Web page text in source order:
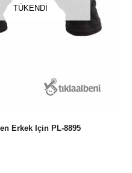
TÜKENDI
Erkek İçin PL-8895